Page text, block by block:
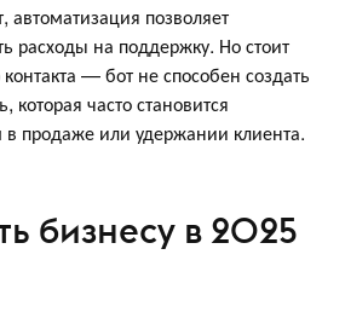
автоматизация позволяет
расходы на поддержку. Но стоит
— бот не способен создать
часто становится
продаже или удержании клиента.
бизнесу в 2025